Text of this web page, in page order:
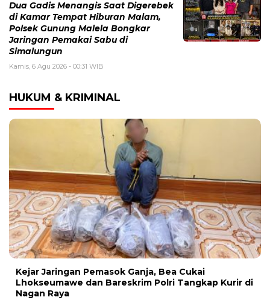
Dua Gadis Menangis Saat Digerebek
di Kamar Tempat Hiburan Malam,
Polsek Gunung Malela Bongkar
Jaringan Pemakai Sabu di
Simalungun
Kamis, 6 Agu 2026 - 00:31 WIB
HUKUM & KRIMINAL
Kejar Jaringan Pemasok Ganja, Bea Cukai
Lhokseumawe dan Bareskrim Polri Tangkap Kurir di
Nagan Raya